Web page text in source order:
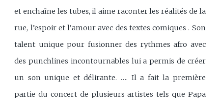
et enchaîne les tubes, il aime raconter les réalités de la
rue, l’espoir et l’amour avec des textes comiques . Son
talent unique pour fusionner des rythmes afro avec
des punchlines incontournables lui a permis de créer
un son unique et délirante. …. Il a fait la première
partie du concert de plusieurs artistes tels que Papa